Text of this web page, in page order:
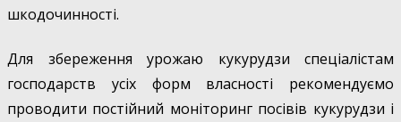
шкодочинності.
Для збереження урожаю кукурудзи спеціалістам
господарств усіх форм власності рекомендуємо
проводити постійний моніторинг посівів кукурудзи і